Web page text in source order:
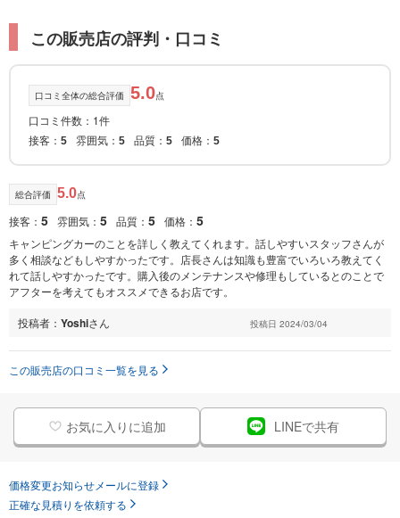
この販売店の評判・口コミ
口コミ全体の総合評価 5.0点
口コミ件数：1件
接客： 5 雰囲気： 5 品質： 5 価格： 5
総合評価 5.0点
接客： 5 雰囲気： 5 品質： 5 価格： 5
キャンピングカーのことを詳しく教えてくれます。話しやすいスタッフさんが
多く相談などもしやすかったです。店長さんは知識も豊富でいろいろ教えてく
れて話しやすかったです。購入後のメンテナンスや修理もしているとのことで
アフターを考えてもオススメできるお店です。
投稿者： Yoshiさん 投稿日 2024/03/04
この販売店の口コミ一覧を見る
お気に入りに追加 LINEで共有
価格変更お知らせメールに登録
正確な見積りを依頼する